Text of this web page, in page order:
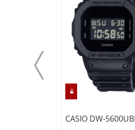
CASIO DW-